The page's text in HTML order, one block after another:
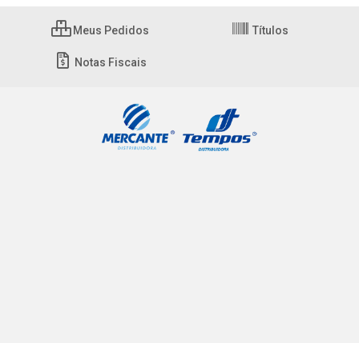
Meus Pedidos Títulos
Notas Fiscais